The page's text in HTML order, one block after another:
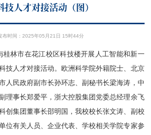
技人才对接活动（图）
布时间：2025年05月21日 15时44分
桂林市在花江校区科技楼开展人工智能和新一
技人才对接活动。欧洲科学院外籍院士、北京
人民政府副市长孙环志、副秘书长梁海涛，中
理事长郑爱平，浙大控股集团党委总经理余飞
创集团董事长邵明国，我校校长张文涛、副校
位有关人员、企业代表、学校相关学院专家参